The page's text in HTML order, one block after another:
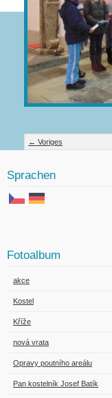
← Voriges
Sprachen
Fotoalbum
akce
Kostel
Kříže
nová vrata
Opravy poutního areálu
Pan kostelník Josef Batík